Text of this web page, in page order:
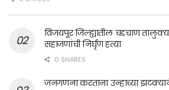
विजयपूर जिल्ह्यातील चडचाण
सहाजणांची निर्घृण हत्या
0 SHARES
जनगणना करताना उन्हाच्या